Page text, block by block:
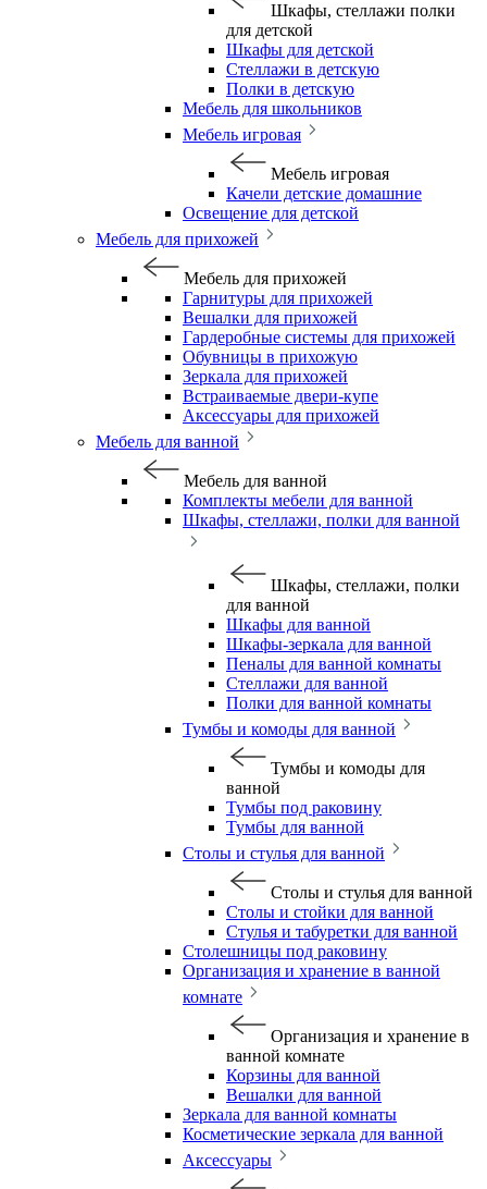
Шкафы, стеллажи полки
для детской
Шкафы для детской
Стеллажи в детскую
Полки в детскую
Мебель для школьников
Мебель игровая
Мебель игровая
Качели детские домашние
Освещение для детской
Мебель для прихожей
Мебель для прихожей
Гарнитуры для прихожей
Вешалки для прихожей
Гардеробные системы для прихожей
Обувницы в прихожую
Зеркала для прихожей
Встраиваемые двери-купе
Аксессуары для прихожей
Мебель для ванной
Мебель для ванной
Комплекты мебели для ванной
Шкафы, стеллажи, полки для ванной
Шкафы, стеллажи, полки
для ванной
Шкафы для ванной
Шкафы-зеркала для ванной
Пеналы для ванной комнаты
Стеллажи для ванной
Полки для ванной комнаты
Тумбы и комоды для ванной
Тумбы и комоды для
ванной
Тумбы под раковину
Тумбы для ванной
Столы и стулья для ванной
Столы и стулья для ванной
Столы и стойки для ванной
Стулья и табуретки для ванной
Столешницы под раковину
Организация и хранение в ванной
комнате
Организация и хранение в
ванной комнате
Корзины для ванной
Вешалки для ванной
Зеркала для ванной комнаты
Косметические зеркала для ванной
Аксессуары